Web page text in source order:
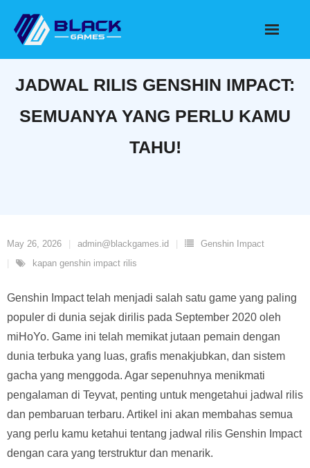
content
JADWAL RILIS GENSHIN IMPACT:
SEMUANYA YANG PERLU KAMU
TAHU!
May 26, 2026 admin@blackgames.id
Genshin Impact
kapan genshin impact rilis
Genshin Impact telah menjadi salah satu game yang paling
populer di dunia sejak dirilis pada September 2020 oleh
miHoYo. Game ini telah memikat jutaan pemain dengan
dunia terbuka yang luas, grafis menakjubkan, dan sistem
gacha yang menggoda. Agar sepenuhnya menikmati
pengalaman di Teyvat, penting untuk mengetahui jadwal rilis
dan pembaruan terbaru. Artikel ini akan membahas semua
yang perlu kamu ketahui tentang jadwal rilis Genshin Impact
dengan cara yang terstruktur dan menarik.